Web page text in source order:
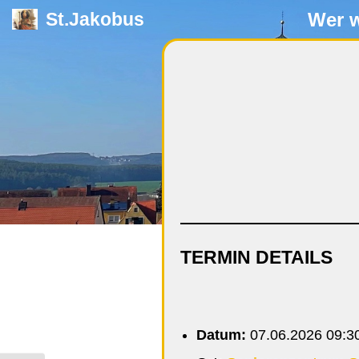
St.Jakobus Wer
TERMIN DETAILS
Datum: 07.06.2026